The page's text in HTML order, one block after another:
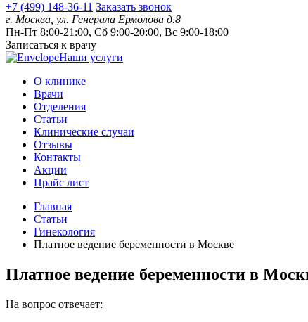
+7 (499) 148-36-11 Заказать звонок
г. Москва, ул. Генерала Ермолова д.8
Пн-Пт 8:00-21:00, Сб 9:00-20:00, Вс 9:00-18:00
Записаться к врачу
Наши услуги
О клинике
Врачи
Отделения
Статьи
Клинические случаи
Отзывы
Контакты
Акции
Прайс лист
Главная
Статьи
Гинекология
Платное ведение беременности в Москве
Платное ведение беременности в
На вопрос отвечает: